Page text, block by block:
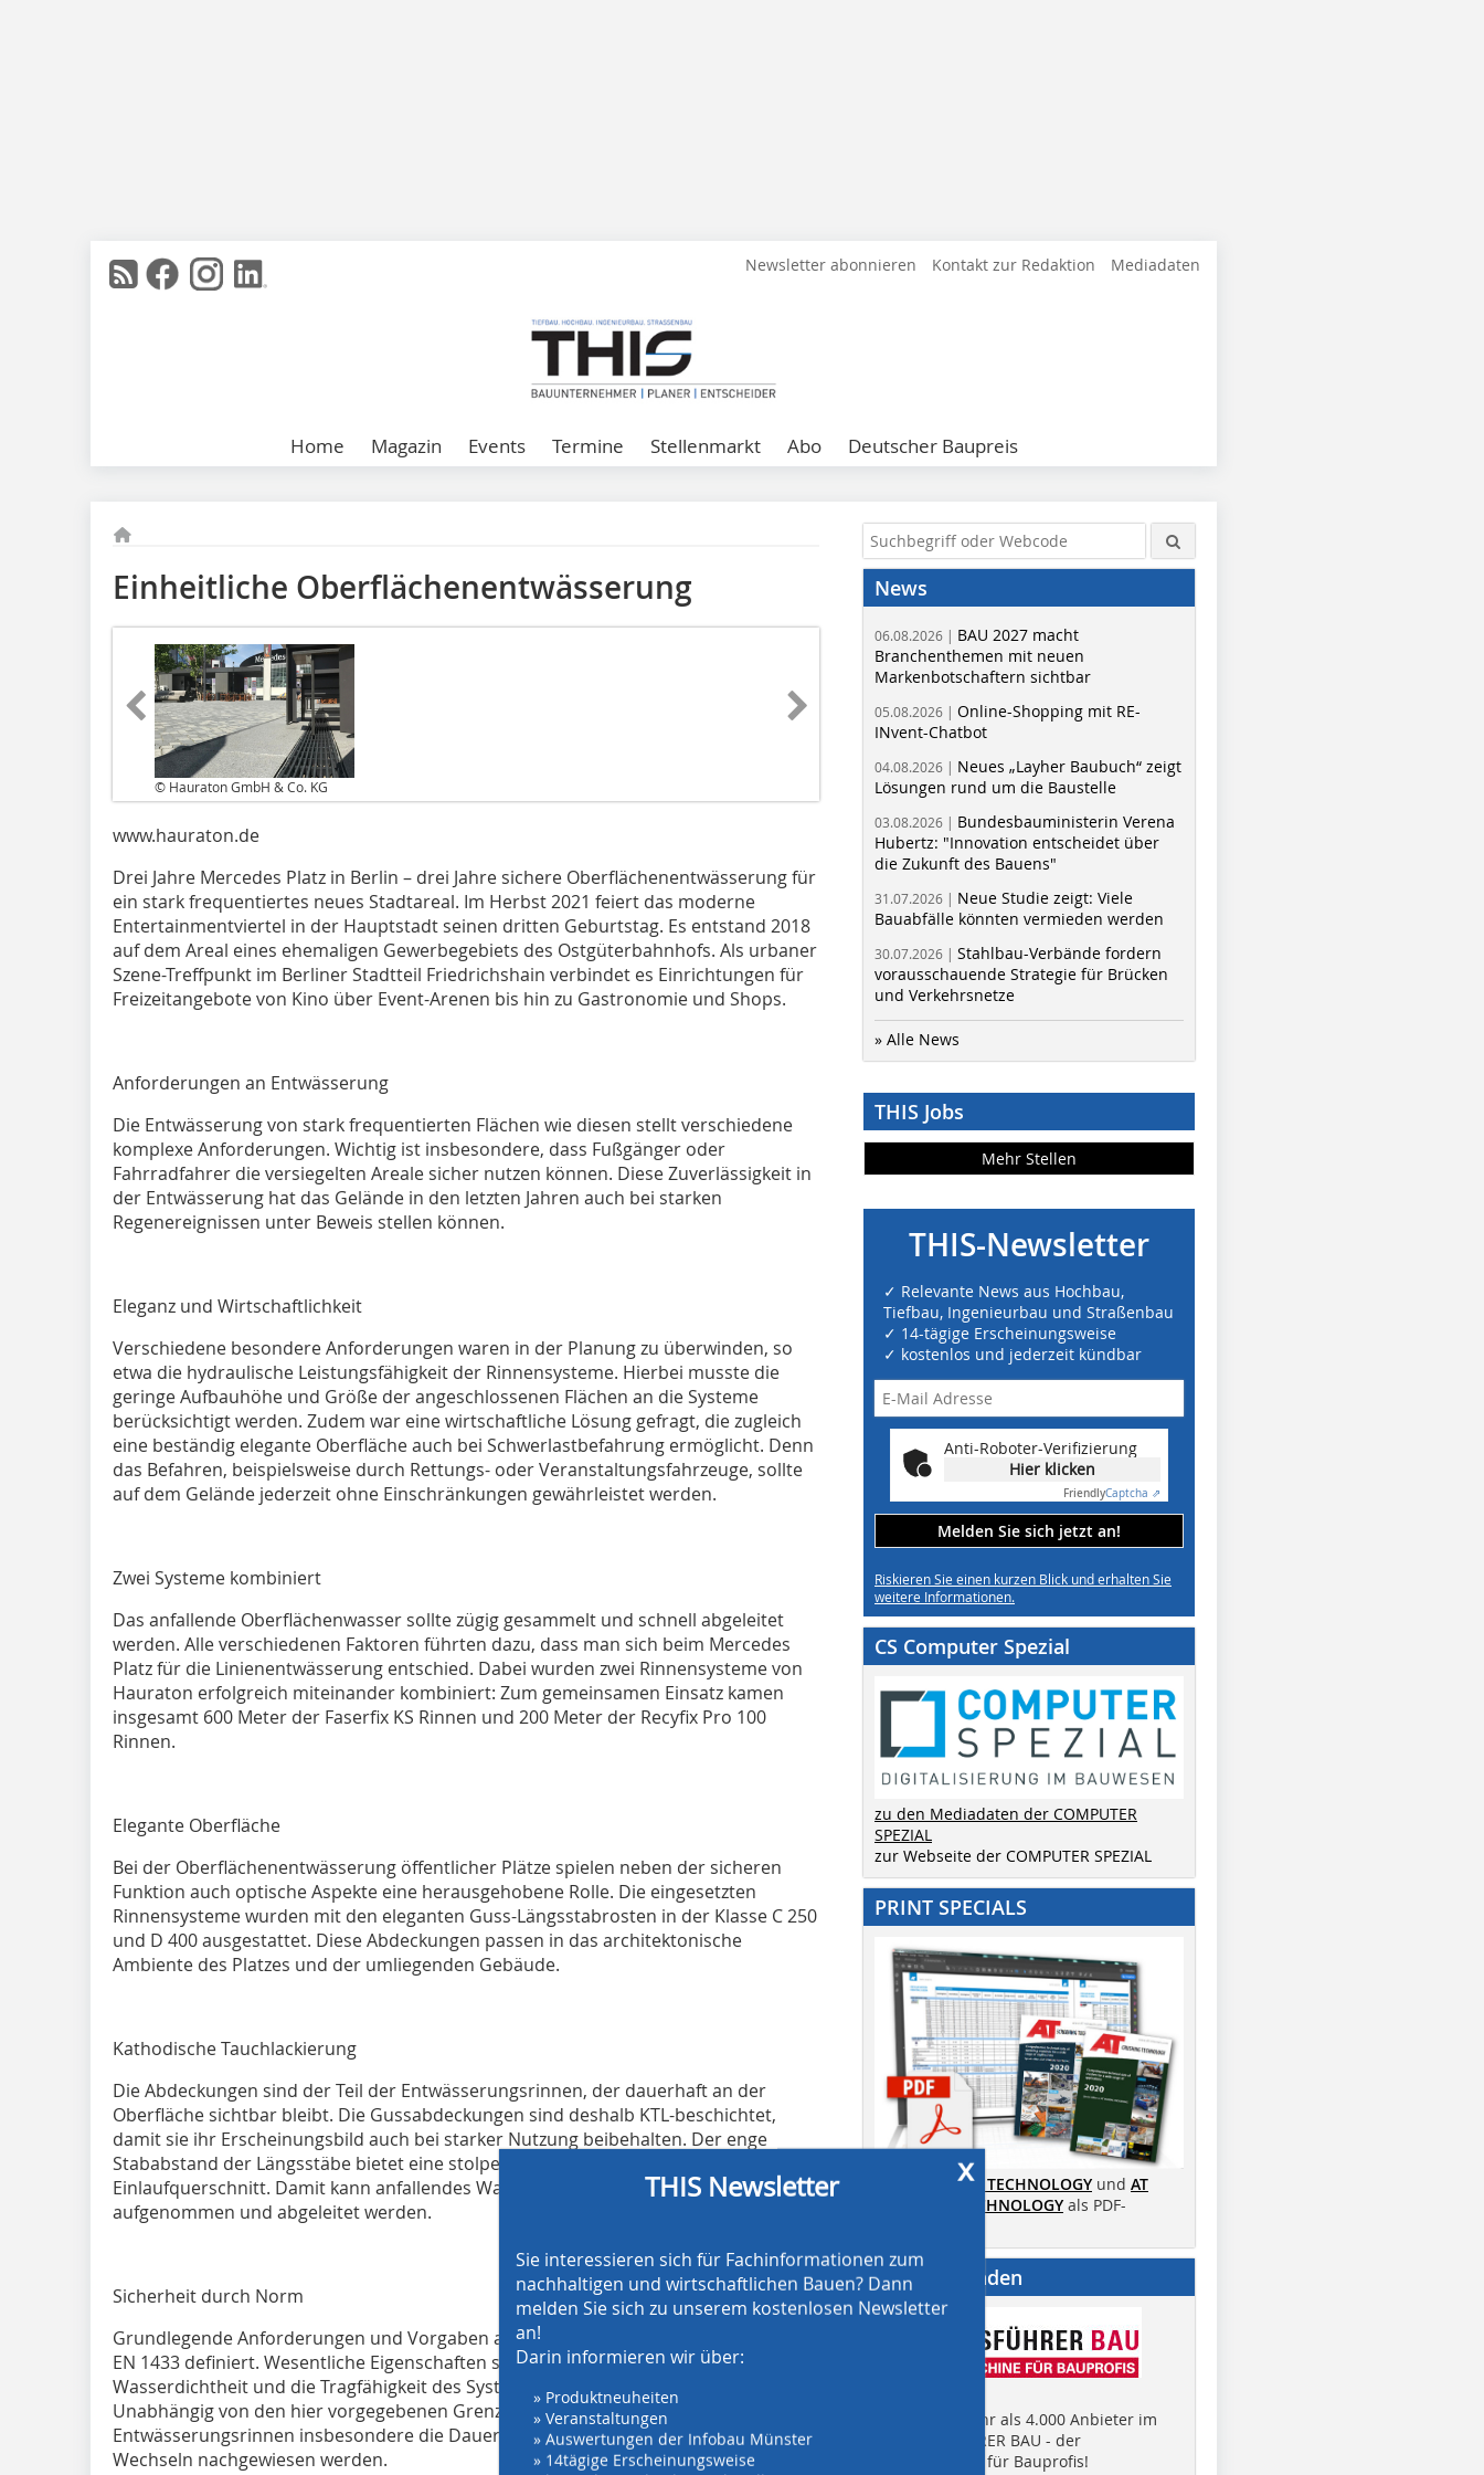
Newsletter abonnieren Kontakt zur Redaktion Mediadaten
Home Magazin Events Termine Stellenmarkt Abo Deutscher Baupreis
Einheitliche Oberflächenentwässerung
© Hauraton GmbH & Co. KG
www.hauraton.de
Drei Jahre Mercedes Platz in Berlin – drei Jahre sichere Oberflächenentwässerung für
ein stark frequentiertes neues Stadtareal. Im Herbst 2021 feiert das moderne
Entertainmentviertel in der Hauptstadt seinen dritten Geburtstag. Es entstand 2018
auf dem Areal eines ehemaligen Gewerbegebiets des Ostgüterbahnhofs. Als urbaner
Szene-Treffpunkt im Berliner Stadtteil Friedrichshain verbindet es Einrichtungen für
Freizeitangebote von Kino über Event-Arenen bis hin zu Gastronomie und Shops.
Anforderungen an Entwässerung
Die Entwässerung von stark frequentierten Flächen wie diesen stellt verschiedene
komplexe Anforderungen. Wichtig ist insbesondere, dass Fußgänger oder
Fahrradfahrer die versiegelten Areale sicher nutzen können. Diese Zuverlässigkeit in
der Entwässerung hat das Gelände in den letzten Jahren auch bei starken
Regenereignissen unter Beweis stellen können.
Eleganz und Wirtschaftlichkeit
Verschiedene besondere Anforderungen waren in der Planung zu überwinden, so
etwa die hydraulische Leistungsfähigkeit der Rinnensysteme. Hierbei musste die
geringe Aufbauhöhe und Größe der angeschlossenen Flächen an die Systeme
berücksichtigt werden. Zudem war eine wirtschaftliche Lösung gefragt, die zugleich
eine beständig elegante Oberfläche auch bei Schwerlastbefahrung ermöglicht. Denn
das Befahren, beispielsweise durch Rettungs- oder Veranstaltungsfahrzeuge, sollte
auf dem Gelände jederzeit ohne Einschränkungen gewährleistet werden.
Zwei Systeme kombiniert
Das anfallende Oberflächenwasser sollte zügig gesammelt und schnell abgeleitet
werden. Alle verschiedenen Faktoren führten dazu, dass man sich beim Mercedes
Platz für die Linienentwässerung entschied. Dabei wurden zwei Rinnensysteme von
Hauraton erfolgreich miteinander kombiniert: Zum gemeinsamen Einsatz kamen
insgesamt 600 Meter der Faserfix KS Rinnen und 200 Meter der Recyfix Pro 100
Rinnen.
Elegante Oberfläche
Bei der Oberflächenentwässerung öffentlicher Plätze spielen neben der sicheren
Funktion auch optische Aspekte eine herausgehobene Rolle. Die eingesetzten
Rinnensysteme wurden mit den eleganten Guss-Längsstabrosten in der Klasse C 250
und D 400 ausgestattet. Diese Abdeckungen passen in das architektonische
Ambiente des Platzes und der umliegenden Gebäude.
Kathodische Tauchlackierung
Die Abdeckungen sind der Teil der Entwässerungsrinnen, der dauerhaft an der
Oberfläche sichtbar bleibt. Die Gussabdeckungen sind deshalb KTL-beschichtet,
damit sie ihr Erscheinungsbild auch bei starker Nutzung beibehalten. Der enge
Stababstand der Längsstäbe bietet eine stolperfreie Oberfläche und einen großen
Einlaufquerschnitt. Damit kann anfallendes Wasser schnell in der Rinne
aufgenommen und abgeleitet werden.
Sicherheit durch Norm
Grundlegende Anforderungen und Vorgaben an Entwässerungsrinnen sind in der
EN 1433 definiert. Wesentliche Eigenschaften sind danach vor allem Dauerhaftigkeit,
Wasserdichtheit und die Tragfähigkeit des Systems inklusive der Abdeckung.
Unabhängig von den hier vorgegebenen Grenzwerten muss bei
Entwässerungsrinnen insbesondere die Dauerhaftigkeit gegenüber Frost-Tausalz-
Wechseln nachgewiesen werden.
x
THIS Newsletter
Sie interessieren sich für Fachinformationen zum
nachhaltigen und wirtschaftlichen Bauen? Dann
melden Sie sich zu unserem kostenlosen Newsletter
an!
Darin informieren wir über:
» Produktneuheiten
» Veranstaltungen
» Auswertungen der Infobau Münster
» 14tägige Erscheinungsweise
News
06.08.2026 | BAU 2027 macht
Branchenthemen mit neuen
Markenbotschaftern sichtbar
05.08.2026 | Online-Shopping mit RE-
INvent-Chatbot
04.08.2026 | Neues „Layher Baubuch“ zeigt
Lösungen rund um die Baustelle
03.08.2026 | Bundesbauministerin Verena
Hubertz: "Innovation entscheidet über
die Zukunft des Bauens"
31.07.2026 | Neue Studie zeigt: Viele
Bauabfälle könnten vermieden werden
30.07.2026 | Stahlbau-Verbände fordern
vorausschauende Strategie für Brücken
und Verkehrsnetze
» Alle News
THIS Jobs
Mehr Stellen
THIS-Newsletter
✓ Relevante News aus Hochbau,
Tiefbau, Ingenieurbau und Straßenbau
✓ 14-tägige Erscheinungsweise
✓ kostenlos und jederzeit kündbar
Anti-Roboter-Verifizierung
Hier klicken
FriendlyCaptcha ⇗
Melden Sie sich jetzt an!
Riskieren Sie einen kurzen Blick und erhalten Sie
weitere Informationen.
CS Computer Spezial
zu den Mediadaten der COMPUTER
SPEZIAL
zur Webseite der COMPUTER SPEZIAL
PRINT SPECIALS
AT SCREENING TECHNOLOGY und AT
CRUSHING TECHNOLOGY als PDF-
Anbieter finden
Finden Sie mehr als 4.000 Anbieter im
EINKAUFSFÜHRER BAU - der
Suchmaschine für Bauprofis!